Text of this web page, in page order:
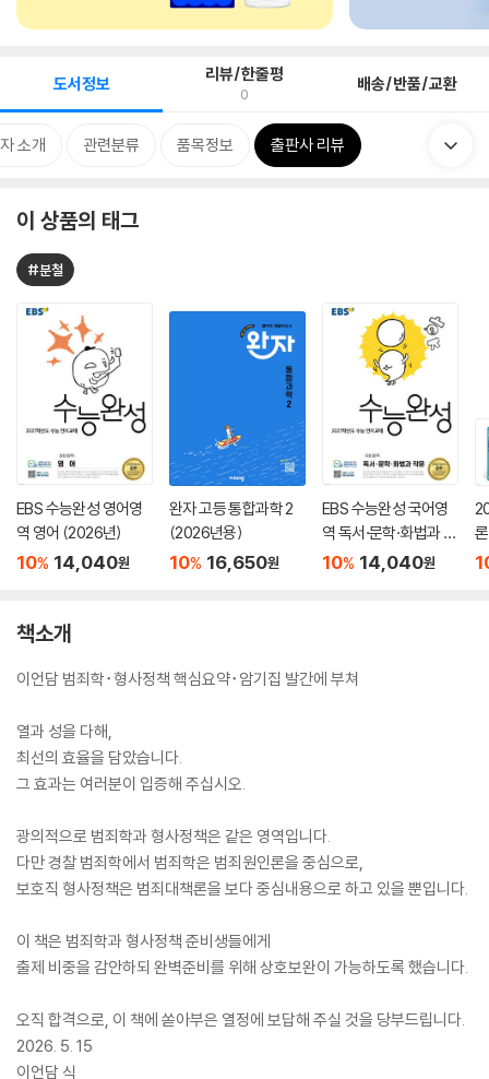
도서정보 리뷰/한줄평
0 배송/반품/교환
소개 관련분류 품목정보 출판사 리뷰
이 상품의 태그
#분철
EBS 수능완성 영어영
역 영어 (2026년)
10% 14,040원
완자 고등 통합과학 2
(2026년용)
10% 16,650원
EBS 수능완성 국어영
역 독서·문학·화법과 작
문 (2026년)
10% 14,040원
(
책소개
이언담 범죄학･형사정책 핵심요약･암기집 발간에 부쳐
열과 성을 다해,
최선의 효율을 담았습니다.
그 효과는 여러분이 입증해 주십시오.
광의적으로 범죄학과 형사정책은 같은 영역입니다.
다만 경찰 범죄학에서 범죄학은 범죄원인론을 중심으로,
보호직 형사정책은 범죄대책론을 보다 중심내용으로 하고 있을 뿐입니다.
이 책은 범죄학과 형사정책 준비생들에게
출제 비중을 감안하되 완벽준비를 위해 상호보완이 가능하도록 했습니다.
오직 합격으로, 이 책에 쏟아부은 열정에 보답해 주실 것을 당부드립니다.
2026. 5. 15
이언담 식